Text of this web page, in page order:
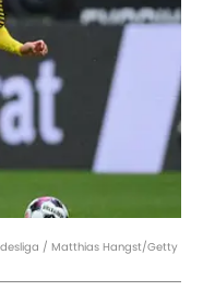
/ Matthias Hangst/Getty